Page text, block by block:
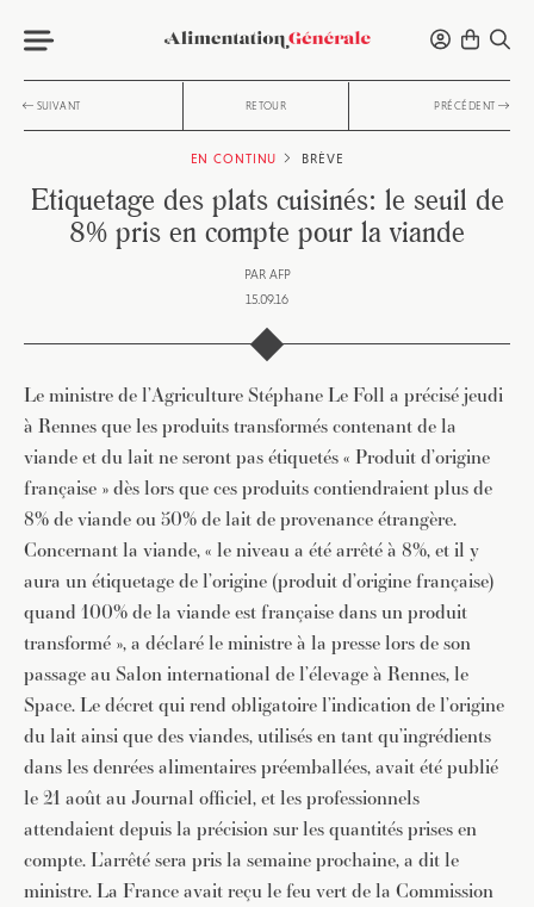
SUIVANT RETOUR PRÉCÉDENT
EN CONTINU BRÈVE
Etiquetage des plats cuisinés: le seuil de
8% pris en compte pour la viande
PAR AFP
15.09.16
Le ministre de l’Agriculture Stéphane Le Foll a précisé jeudi
à Rennes que les produits transformés contenant de la
viande et du lait ne seront pas étiquetés « Produit d’origine
française » dès lors que ces produits contiendraient plus de
8% de viande ou 50% de lait de provenance étrangère.
Concernant la viande, « le niveau a été arrêté à 8%, et il y
aura un étiquetage de l’origine (produit d’origine française)
quand 100% de la viande est française dans un produit
transformé », a déclaré le ministre à la presse lors de son
passage au Salon international de l’élevage à Rennes, le
Space. Le décret qui rend obligatoire l’indication de l’origine
du lait ainsi que des viandes, utilisés en tant qu’ingrédients
dans les denrées alimentaires préemballées, avait été publié
le 21 août au Journal officiel, et les professionnels
attendaient depuis la précision sur les quantités prises en
compte. L’arrêté sera pris la semaine prochaine, a dit le
ministre. La France avait reçu le feu vert de la Commission